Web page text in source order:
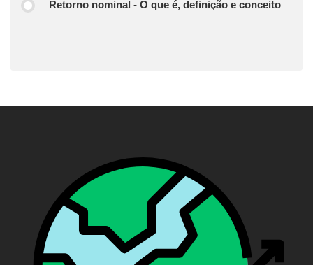
Retorno nominal - O que é, definição e conceito